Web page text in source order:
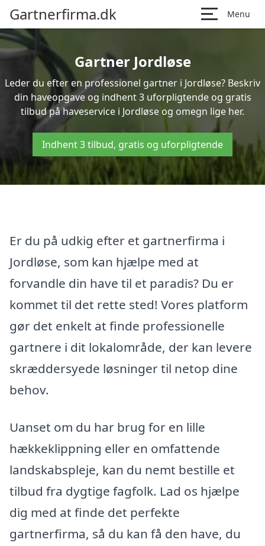
Gartnerfirma.dk Menu
Gartner Jordløse
Leder du efter en professionel gartner i Jordløse? Beskriv
din haveopgave og indhent 3 uforpligtende og gratis
tilbud på haveservice i Jordløse og omegn lige her.
Indhent 3 tilbud, gratis og uforpligtende
Er du på udkig efter et gartnerfirma i
Jordløse, som kan hjælpe med at
forvandle din have til et paradis? Du er
kommet til det rette sted! Vores platform
gør det enkelt at finde professionelle
gartnere i dit lokalområde, der kan levere
skræddersyede løsninger til netop dine
behov.
Uanset om du har brug for en lille
hækkeklippning eller en omfattende
landskabspleje, kan du nemt bestille et
tilbud fra dygtige fagfolk. Lad os hjælpe
dig med at finde det perfekte
gartnerfirma, så du kan få den have, du